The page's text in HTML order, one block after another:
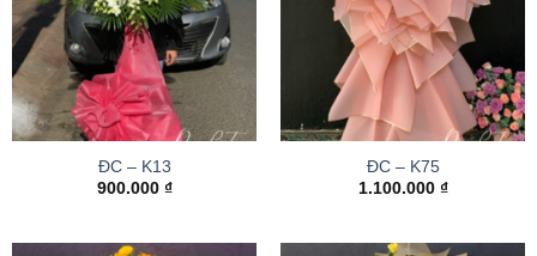
ĐC – K13
900.000 ₫
ĐC – K75
1.100.000 ₫